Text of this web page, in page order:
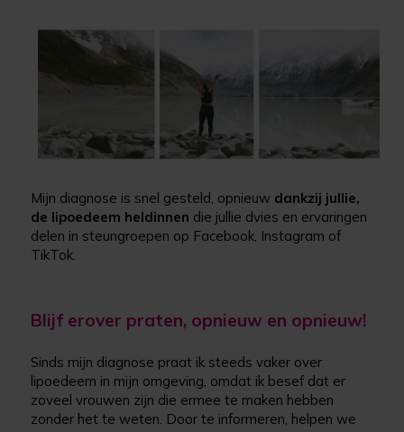
Mijn diagnose is snel gesteld, opnieuw dankzij jullie,
de lipoedeem heldinnen die jullie dvies en ervaringen
delen in steungroepen op Facebook, Instagram of
TikTok.
Blijf erover praten, opnieuw en opnieuw!
Sinds mijn diagnose praat ik steeds vaker over
lipoedeem in mijn omgeving, omdat ik besef dat er
zoveel vrouwen zijn die ermee te maken hebben
zonder het te weten. Door te informeren, helpen we